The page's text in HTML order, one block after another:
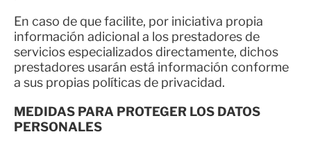
En caso de que facilite, por iniciativa propia
información adicional a los prestadores de
servicios especializados directamente, dichos
prestadores usarán está información conforme
a sus propias políticas de privacidad.
MEDIDAS PARA PROTEGER LOS DATOS
PERSONALES